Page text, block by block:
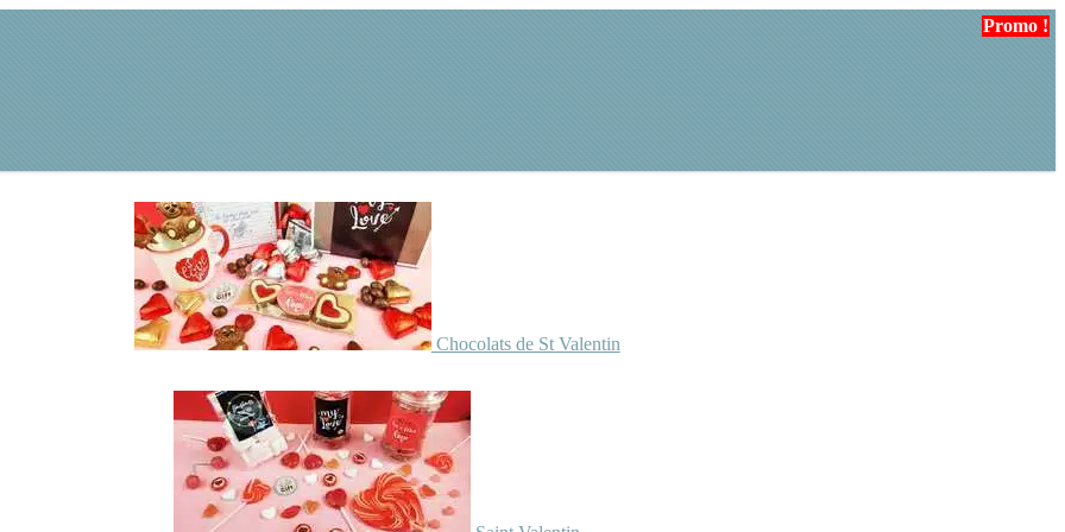
Chocolats de St Valentin
Promo !
Promo !